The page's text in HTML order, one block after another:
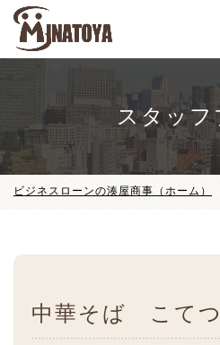
スタッフ
ビジネスローンの湊屋商事（ホーム）
中華そば こてつ